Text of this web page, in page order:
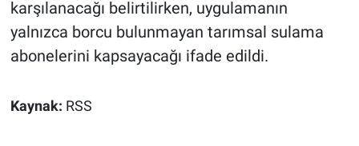
karşılanacağı belirtilirken, uygulamanın
yalnızca borcu bulunmayan tarımsal sulama
abonelerini kapsayacağı ifade edildi.
Kaynak: RSS